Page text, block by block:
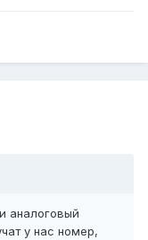
аналоговый
у нас номер,